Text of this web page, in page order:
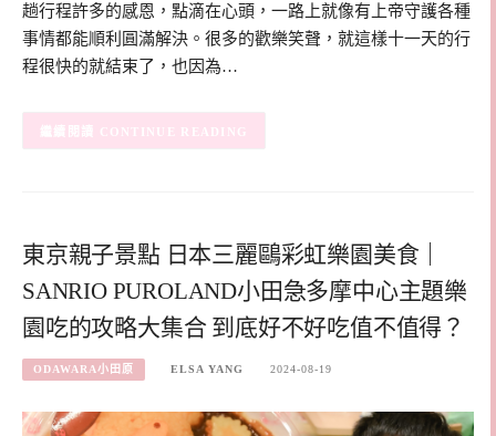
趟行程許多的感恩，點滴在心頭，一路上就像有上帝守護各種
事情都能順利圓滿解決。很多的歡樂笑聲，就這樣十一天的行
程很快的就結束了，也因為…
CONTINUE READING
東京親子景點 日本三麗鷗彩虹樂園美食｜
SANRIO PUROLAND小田急多摩中心主題樂
園吃的攻略大集合 到底好不好吃值不值得？
ODAWARA小田原 ELSA YANG 2024-08-19